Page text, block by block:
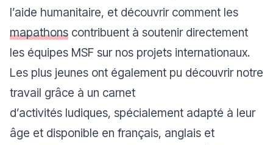
l’aide humanitaire, et découvrir comment les
mapathons contribuent à soutenir directement
les équipes MSF sur nos projets internationaux.
Les plus jeunes ont également pu découvrir notre
travail grâce à un carnet
d’activités ludiques, spécialement adapté à leur
âge et disponible en français, anglais et